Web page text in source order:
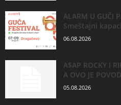
ALARM U GUČI
Smeštajni
06.08.2026
A$AP ROCKY I
A OVO JE
05.08.2026